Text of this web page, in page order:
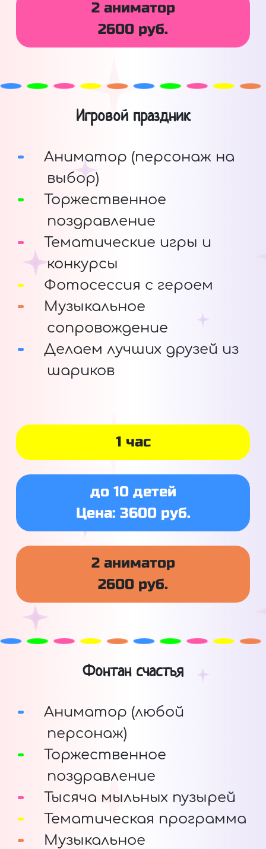
2 аниматор
2600 руб.
Игровой праздник
Аниматор (персонаж на
выбор)
Торжественное
поздравление
Тематические игры и
конкурсы
Фотосессия с героем
Музыкальное
сопровождение
Делаем лучших друзей из
шариков
1 час
до 10 детей
Цена: 3600 руб.
2 аниматор
2600 руб.
Фонтан счастья
Аниматор (любой
персонаж)
Торжественное
поздравление
Тысяча мыльных пузырей
Тематическая программа
Музыкальное